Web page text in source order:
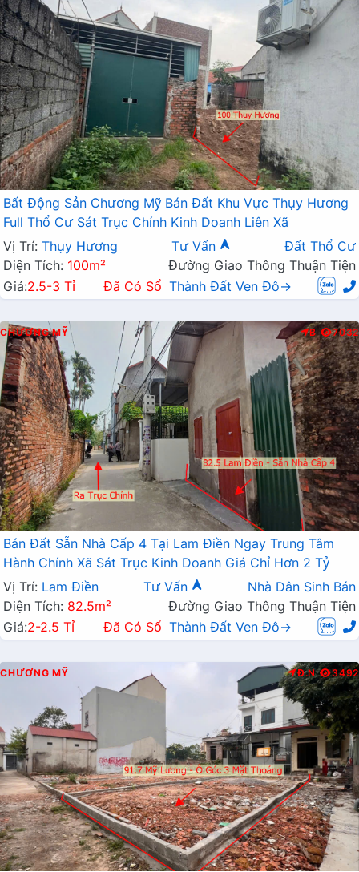
Bất Động Sản Chương Mỹ Bán Đất Khu Vực Thụy Hương
Full Thổ Cư Sát Trục Chính Kinh Doanh Liên Xã
Vị Trí: Thụy Hương Tư Vấn
Đất Thổ Cư
Diện Tích: 100m²
Đường Giao Thông Thuận Tiện
Giá:2.5-3 Tỉ Đã Có Sổ Thành Đất Ven Đô→
CHƯƠNG MỸ B 7032
Bán Đất Sẵn Nhà Cấp 4 Tại Lam Điền Ngay Trung Tâm
Hành Chính Xã Sát Trục Kinh Doanh Giá Chỉ Hơn 2 Tỷ
Vị Trí: Lam Điền Tư Vấn
Nhà Dân Sinh Bán
Diện Tích: 82.5m²
Đường Giao Thông Thuận Tiện
Giá:2-2.5 Tỉ Đã Có Sổ Thành Đất Ven Đô→
CHƯƠNG MỸ Đ.N 3492